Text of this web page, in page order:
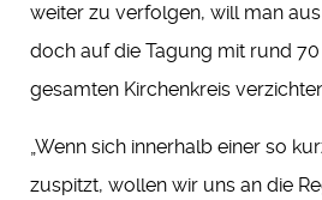
weiter zu verfolgen, will man
doch auf die Tagung mit rund
gesamten Kirchenkreis
„Wenn sich innerhalb einer so
zuspitzt, wollen wir uns an die